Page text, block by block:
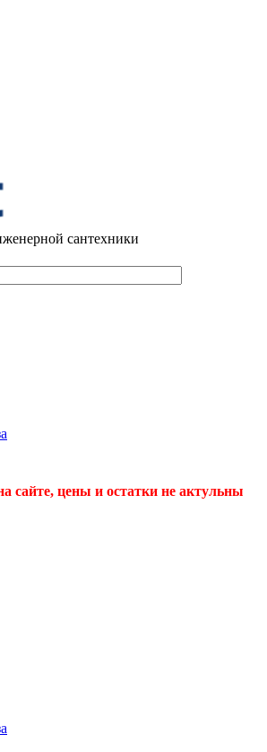
сантехники
сайте, цены и остатки не актульны